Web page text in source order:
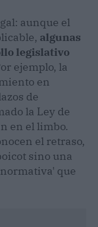
aunque el
algunas
legislativo
ejemplo, la
en
de
la Ley de
en el limbo.
el retraso,
sino una
que